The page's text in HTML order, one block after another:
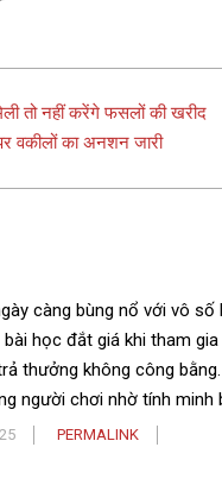
तो नहीं करेंगे फसलों की खरीद
वकीलों का अनशन जारी
càng bùng nổ với vô
học đắt giá khi tham
thưởng không công
người chơi nhờ tính minh
PERMALINK